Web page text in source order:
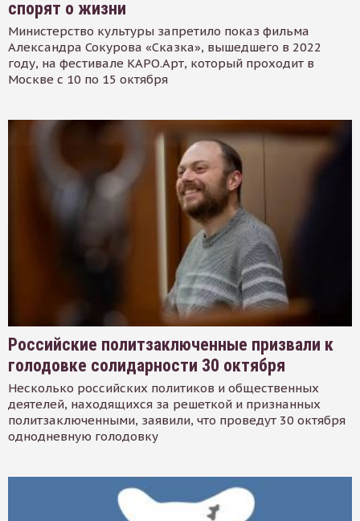
спорят о жизни
Министерство культуры запретило показ фильма
Александра Сокурова «Сказка», вышедшего в 2022
году, на фестивале КАРО.Арт, который проходит в
Москве с 10 по 15 октября
Российские политзаключенные призвали к
голодовке солидарности 30 октября
Несколько российских политиков и общественных
деятелей, находящихся за решеткой и признанных
политзаключенными, заявили, что проведут 30 октября
однодневную голодовку